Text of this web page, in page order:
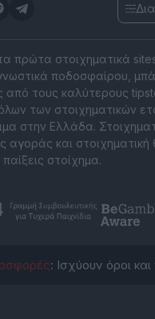
πρώτα στοιχηματικά
ποδοσφαίρου,
από τους καλύτερους
των στοιχηματικών
στην Ελλάδα.
αγοράς και
στοίχημα.
: Ισχύουν όροι